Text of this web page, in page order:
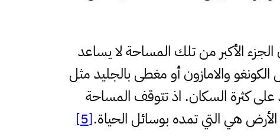
الأكبر من تلك المساحة لا يساعد
والامازون أو مغطى بالجليد مثل
على كثرة السكان. اذ تتوقف المساحة
هي التي تمده بوسائل الحياة.[5]